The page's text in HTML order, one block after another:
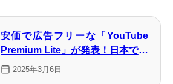
安価で広告フリーな「YouTube
Premium Lite」が発表！日本での
提供時期は不明
2025年3月6日